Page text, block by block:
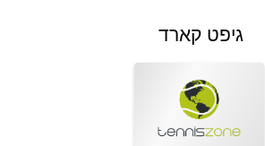
גיפט קארד